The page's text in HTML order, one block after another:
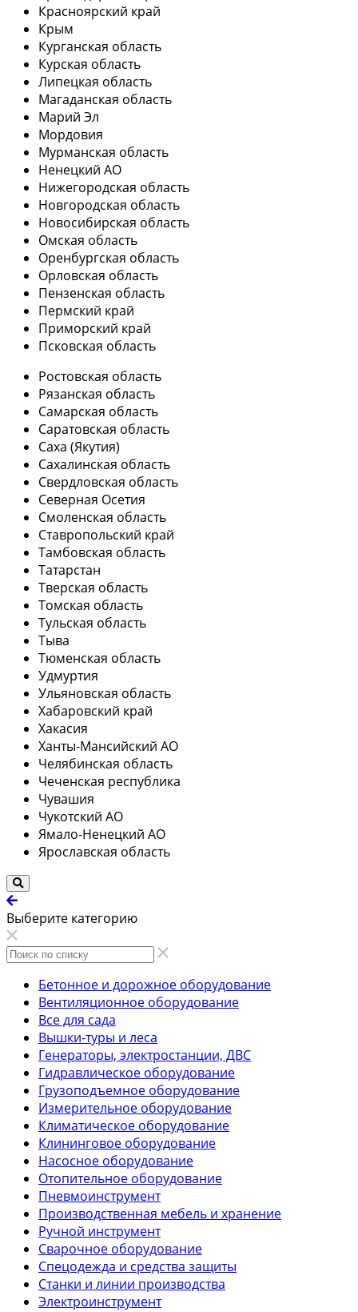
Красноярский край
Крым
Курганская область
Курская область
Липецкая область
Магаданская область
Марий Эл
Мордовия
Мурманская область
Ненецкий АО
Нижегородская область
Новгородская область
Новосибирская область
Омская область
Оренбургская область
Орловская область
Пензенская область
Пермский край
Приморский край
Псковская область
Ростовская область
Рязанская область
Самарская область
Саратовская область
Саха (Якутия)
Сахалинская область
Свердловская область
Северная Осетия
Смоленская область
Ставропольский край
Тамбовская область
Татарстан
Тверская область
Томская область
Тульская область
Тыва
Тюменская область
Удмуртия
Ульяновская область
Хабаровский край
Хакасия
Ханты-Мансийский АО
Челябинская область
Чеченская республика
Чувашия
Чукотский АО
Ямало-Ненецкий АО
Ярославская область
Выберите категорию
Бетонное и дорожное оборудование
Вентиляционное оборудование
Все для сада
Вышки-туры и леса
Генераторы, электростанции, ДВС
Гидравлическое оборудование
Грузоподъемное оборудование
Измерительное оборудование
Климатическое оборудование
Клининговое оборудование
Насосное оборудование
Отопительное оборудование
Пневмоинструмент
Производственная мебель и хранение
Ручной инструмент
Сварочное оборудование
Спецодежда и средства защиты
Станки и линии производства
Электроинструмент